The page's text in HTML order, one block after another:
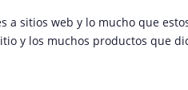
a sitios web y lo mucho que
y los muchos productos que